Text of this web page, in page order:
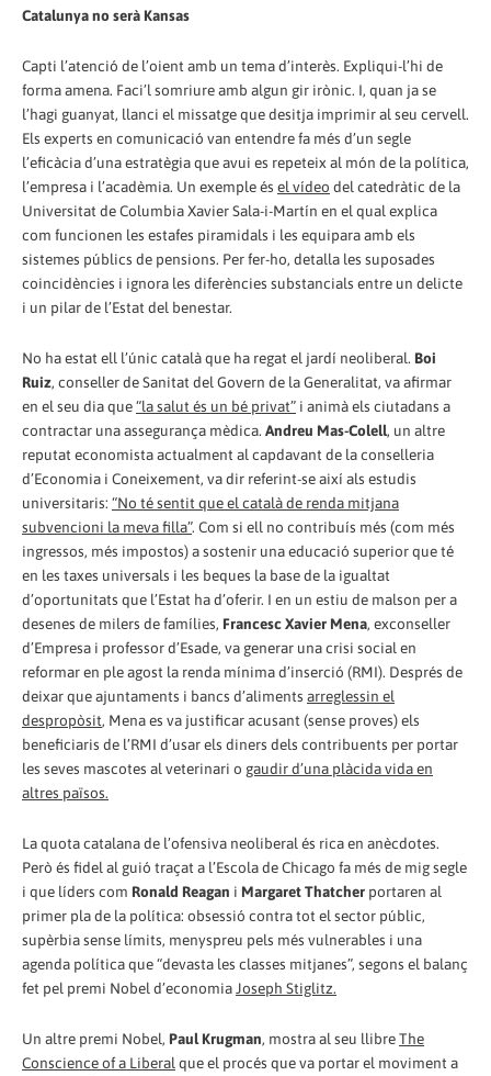
Catalunya no serà Kansas
Capti l’atenció de l’oient amb un tema d’interès. Expliqui-l’hi de
forma amena. Faci’l somriure amb algun gir irònic. I, quan ja se
l’hagi guanyat, llanci el missatge que desitja imprimir al seu cervell.
Els experts en comunicació van entendre fa més d’un segle
l’eficàcia d’una estratègia que avui es repeteix al món de la política,
l’empresa i l’acadèmia. Un exemple és el vídeo del catedràtic de la
Universitat de Columbia Xavier Sala-i-Martín en el qual explica
com funcionen les estafes piramidals i les equipara amb els
sistemes públics de pensions. Per fer-ho, detalla les suposades
coincidències i ignora les diferències substancials entre un delicte
i un pilar de l’Estat del benestar.
No ha estat ell l’únic català que ha regat el jardí neoliberal. Boi
Ruiz, conseller de Sanitat del Govern de la Generalitat, va afirmar
en el seu dia que“la salut és un bé privat” i animà els ciutadans a
contractar una assegurança mèdica. Andreu Mas-Colell, un altre
reputat economista actualment al capdavant de la conselleria
d’Economia i Coneixement, va dir referint-se així als estudis
universitaris: “No té sentit que el català de renda mitjana
subvencioni la meva filla”. Com si ell no contribuís més (com més
ingressos, més impostos) a sostenir una educació superior que té
en les taxes universals i les beques la base de la igualtat
d’oportunitats que l’Estat ha d’oferir. I en un estiu de malson per a
desenes de milers de famílies, Francesc Xavier Mena, exconseller
d’Empresa i professor d’Esade, va generar una crisi social en
reformar en ple agost la renda mínima d’inserció (RMI). Després de
deixar que ajuntaments i bancs d’aliments arreglessin el
despropòsit, Mena es va justificar acusant (sense proves) els
beneficiaris de l’RMI d’usar els diners dels contribuents per portar
les seves mascotes al veterinari o gaudir d’una plàcida vida en
altres països.
La quota catalana de l’ofensiva neoliberal és rica en anècdotes.
Però és fidel al guió traçat a l’Escola de Chicago fa més de mig segle
i que líders com Ronald Reagan i Margaret Thatcher portaren al
primer pla de la política: obsessió contra tot el sector públic,
supèrbia sense límits, menyspreu pels més vulnerables i una
agenda política que “devasta les classes mitjanes”, segons el balanç
fet pel premi Nobel d’economia Joseph Stiglitz.
Un altre premi Nobel, Paul Krugman, mostra al seu llibreThe
Conscience of a Liberal que el procés que va portar el moviment a